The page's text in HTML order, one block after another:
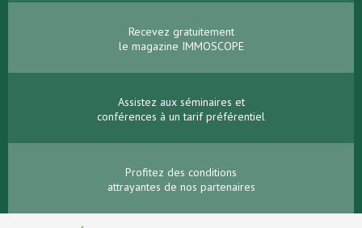
Recevez gratuitement
le magazine IMMOSCOPE
Assistez aux séminaires et
conférences à un tarif préférentiel
Profitez des conditions
attrayantes de nos partenaires